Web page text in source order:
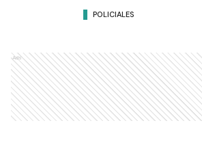
POLICIALES
Ads